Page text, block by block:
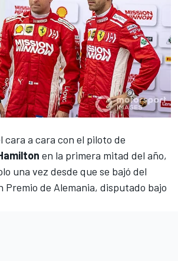
cara a cara con el piloto de
en la primera mitad del año,
una vez desde que se bajó del
Premio de Alemania, disputado bajo